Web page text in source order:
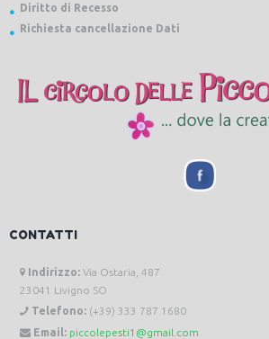
Diritto di Recesso
Richiesta cancellazione Dati
CONTATTI
Indirizzo: Via Ostaria, 487
23041 Livigno SO
Telefono: (+39) 333 787 1680
Email: piccolepesti1@gmail.com